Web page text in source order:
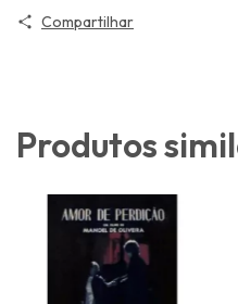
Compartilhar
Produtos